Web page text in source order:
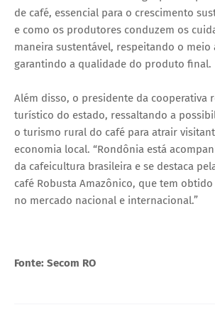
de café, essencial para o crescimento
e como os produtores conduzem os
maneira sustentável, respeitando o meio
garantindo a qualidade do produto final.
Além disso, o presidente da cooperativa
turístico do estado, ressaltando a
o turismo rural do café para atrair
economia local. “Rondônia está
da cafeicultura brasileira e se destaca
café Robusta Amazônico, que tem
no mercado nacional e internacional.”
Fonte: Secom RO